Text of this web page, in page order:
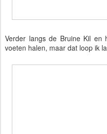
Verder langs de Bruine Kil
voeten halen, maar dat loop ik